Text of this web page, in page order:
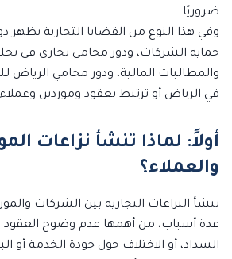
ضروريًا.
وفي هذا النوع من القضايا التجارية
حماية الشركات، ودور محامي تجاري في
والمطالبات المالية، ودور محامي الرياض
في الرياض أو ترتبط بعقود وموردين وعملاء
أولاً: لماذا تنشأ نزاعات
والعملاء؟
تنشأ النزاعات التجارية بين الشركات
عدة أسباب، من أهمها عدم وضوح العقود
السداد، أو الاختلاف حول جودة الخدمة أو